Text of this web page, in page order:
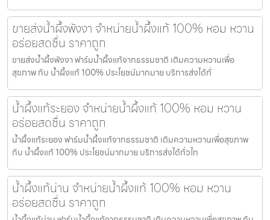
ขายส่งน้ำผึ้งพังงา จำหน่ายน้ำผึ้งแท้ 100% หอม หวาน
อร่อยสดชื่น ราคาถูก
ขายส่งน้ำผึ้งพังงา ฟาร์มน้ำผึ้งแท้จากธรรมชาติ เติมความหวานเพื่อ
สุขภาพ กับ น้ำผึ้งแท้ 100% ประโยชน์มากมาย บริการส่งได้ทั่
น้ำผึ้งแท้ระยอง จำหน่ายน้ำผึ้งแท้ 100% หอม หวาน
อร่อยสดชื่น ราคาถูก
น้ำผึ้งแท้ระยอง ฟาร์มน้ำผึ้งแท้จากธรรมชาติ เติมความหวานเพื่อสุขภาพ
กับ น้ำผึ้งแท้ 100% ประโยชน์มากมาย บริการส่งได้ทั่วไท
น้ำผึ้งแท้น่าน จำหน่ายน้ำผึ้งแท้ 100% หอม หวาน
อร่อยสดชื่น ราคาถูก